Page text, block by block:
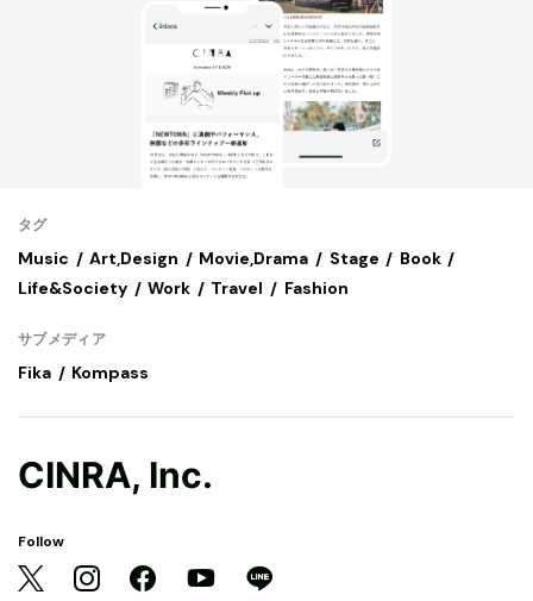
タグ
Music Art,Design Movie,Drama Stage
Book
Life&Society
Work Travel Fashion
サブメディア
Fika Kompass
CINRA, Inc.
Follow